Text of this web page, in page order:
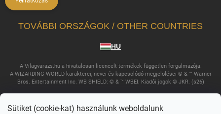
Sütiket (cookie-kat) használunk weboldalunk
TOVÁBBI ORSZÁGOK / OTHER COUNTRIES
HU
A Vilagvarazs.hu a hivatalosan licencelt termékek független forgalmazója.
A WIZARDING WORLD karakterei, nevei és kapcsolódó megjelölései © & ™ Warner
Bros. Entertainment Inc. WB SHIELD: © & ™ WBEI. Kiadói jogok © JKR. (s26)